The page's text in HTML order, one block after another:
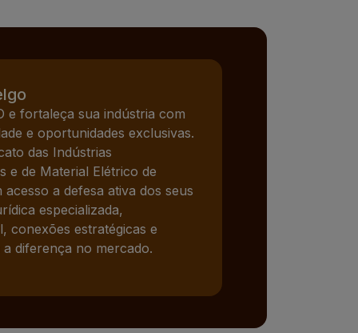
e fortaleça sua indústria com
e oportunidades exclusivas.
das Indústrias
e de Material Elétrico de
a defesa ativa dos seus
especializada,
conexões estratégicas e
diferença no mercado.